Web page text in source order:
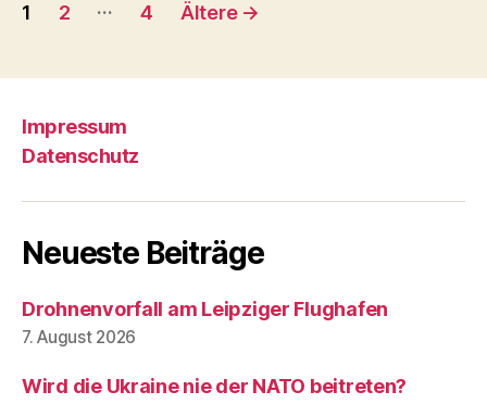
Beiträge
1 2 … 4 Ältere →
Impressum
Datenschutz
Neueste Beiträge
Drohnenvorfall am Leipziger Flughafen
7. August 2026
Wird die Ukraine nie der NATO beitreten?